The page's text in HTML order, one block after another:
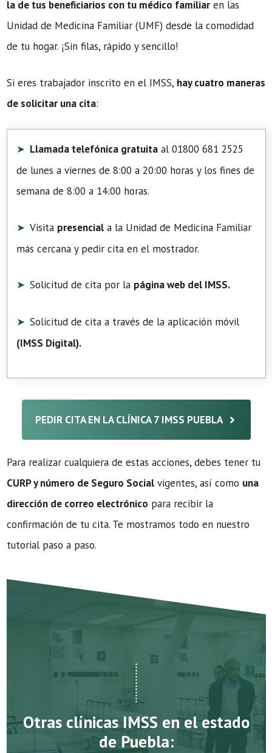
la de tus beneficiarios con tu médico familiar en las
Unidad de Medicina Familiar (UMF) desde la comodidad
de tu hogar. ¡Sin filas, rápido y sencillo!
Si eres trabajador inscrito en el IMSS, hay cuatro maneras
de solicitar una cita:
Llamada telefónica gratuita al 01800 681 2525
de lunes a viernes de 8:00 a 20:00 horas y los fines de
semana de 8:00 a 14:00 horas.
Visita presencial a la Unidad de Medicina Familiar
más cercana y pedir cita en el mostrador.
Solicitud de cita por la página web del IMSS.
Solicitud de cita a través de la aplicación móvil
(IMSS Digital).
PEDIR CITA EN LA CLÍNICA 7 IMSS PUEBLA
Para realizar cualquiera de estas acciones, debes tener tu
CURP y número de Seguro Social vigentes, así como una
dirección de correo electrónico para recibir la
confirmación de tu cita. Te mostramos todo en nuestro
tutorial paso a paso.
Otras clínicas IMSS en el estado
de Puebla: